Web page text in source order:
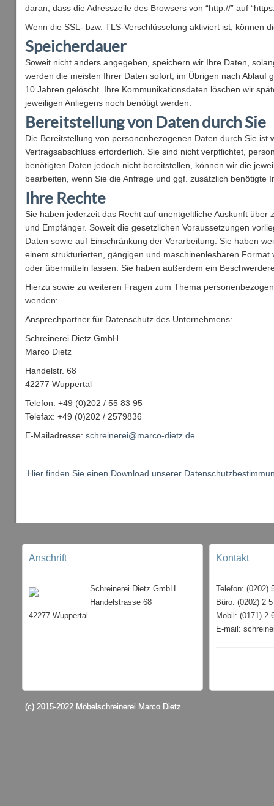
daran, dass die Adresszeile des Browsers von “http://” auf
Wenn die SSL- bzw. TLS-Verschlüsselung aktiviert ist, können
Speicherdauer
Soweit nicht anders angegeben, speichern wir Ihre Daten,
werden die meisten Ihrer Daten sofort, im Übrigen nach
10 Jahren gelöscht. Ihre Kommunikationsdaten löschen wir
jeweiligen Anliegens noch benötigt werden.
Bereitstellung von Daten durch Sie
Die Bereitstellung von personenbezogenen Daten durch Sie
Vertragsabschluss erforderlich. Sie sind nicht verpflichtet,
benötigten Daten jedoch nicht bereitstellen, können wir die
bearbeiten, wenn Sie die Anfrage und ggf. zusätzlich benötigte
Ihre Rechte
Sie haben jederzeit das Recht auf unentgeltliche Auskunft
und Empfänger. Soweit die gesetzlichen Voraussetzungen
Daten sowie auf Einschränkung der Verarbeitung. Sie haben
einem strukturierten, gängigen und maschinenlesbaren
oder übermitteln lassen. Sie haben außerdem ein
Hierzu sowie zu weiteren Fragen zum Thema
wenden:
Ansprechpartner für Datenschutz des Unternehmens:
Schreinerei Dietz GmbH
Marco Dietz
Handelstr. 68
42277 Wuppertal
Telefon: +49 (0)202 / 55 83 95
Telefax: +49 (0)202 / 2579836
E-Mailadresse: schreinerei@marco-dietz.de
Hier finden Sie einen Download unserer
Anschrift
Schreinerei Dietz GmbH
Handelstrasse 68
42277 Wuppertal
Kontakt
Telefon: (0202)
Büro: (0202) 2
Mobil: (0171) 2
E-mail:
(c) 2015-2022 Möbelschreinerei Marco Dietz